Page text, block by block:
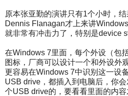
原本张亚勤的演讲只有1个小时，
Dennis Flanagan才上来讲
就非常有冲击力了，特别是device
在Windows 7里面，每个外设（包
图标，厂商可以设计一个和外设外
更容易在Windows 7中识别这一设
USB drive，都插入到电脑后，你
个USB drive的，要看看里面的内